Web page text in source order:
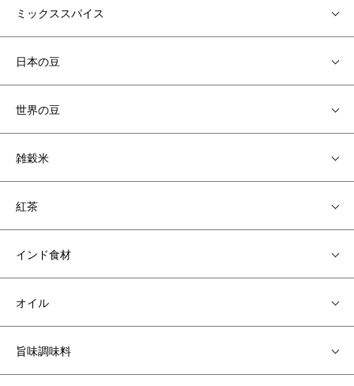
ミックススパイス
日本の豆
世界の豆
雑穀米
紅茶
インド食材
オイル
旨味調味料